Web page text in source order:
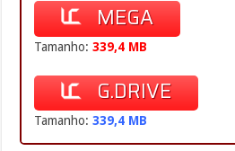
MEGA
Tamanho:339,4 MB
G.DRIVE
Tamanho:339,4 MB